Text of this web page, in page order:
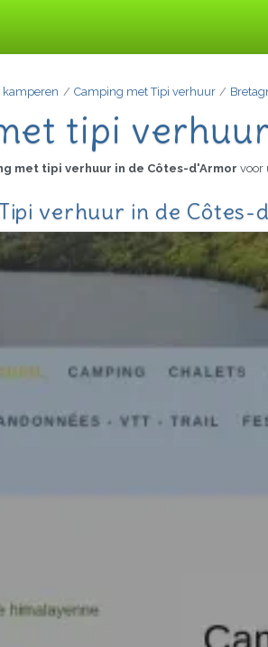
kamperen Camping met Tipi verhuur
tipi
met tipi verhuur in de Côtes-d'Armor voor
verhuur in de